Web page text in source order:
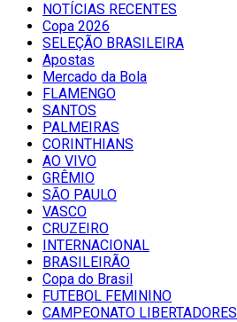
NOTÍCIAS RECENTES
Copa 2026
SELEÇÃO BRASILEIRA
Apostas
Mercado da Bola
FLAMENGO
SANTOS
PALMEIRAS
CORINTHIANS
AO VIVO
GRÊMIO
SĀO PAULO
VASCO
CRUZEIRO
INTERNACIONAL
BRASILEIRÃO
Copa do Brasil
FUTEBOL FEMININO
CAMPEONATO LIBERTADORES